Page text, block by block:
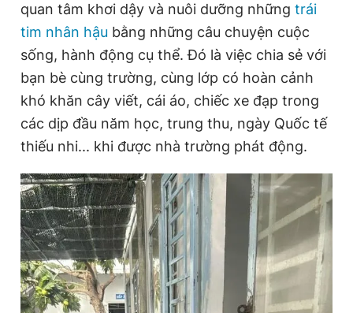
quan tâm khơi dậy và nuôi dưỡng những trái
tim nhân hậu bằng những câu chuyện cuộc
sống, hành động cụ thể. Đó là việc chia sẻ với
bạn bè cùng trường, cùng lớp có hoàn cảnh
khó khăn cây viết, cái áo, chiếc xe đạp trong
các dịp đầu năm học, trung thu, ngày Quốc tế
thiếu nhi... khi được nhà trường phát động.